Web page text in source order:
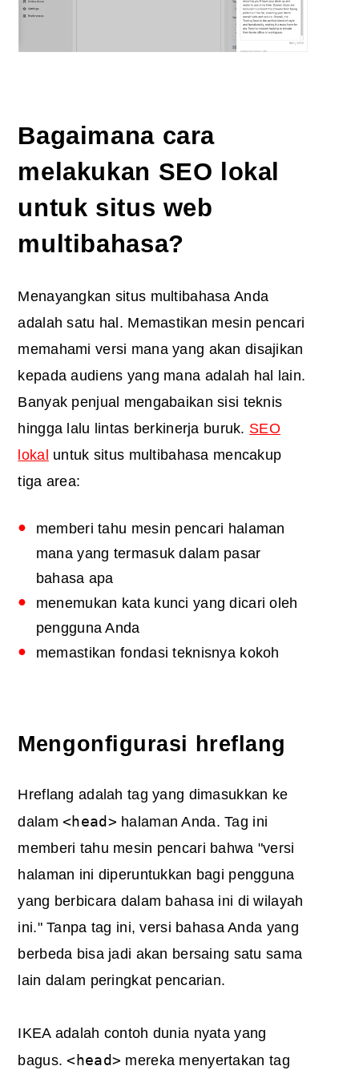
Bagaimana cara
melakukan SEO lokal
untuk situs web
multibahasa?
Menayangkan situs multibahasa Anda
adalah satu hal. Memastikan mesin pencari
memahami versi mana yang akan disajikan
kepada audiens yang mana adalah hal lain.
Banyak penjual mengabaikan sisi teknis
hingga lalu lintas berkinerja buruk. SEO
lokal untuk situs multibahasa mencakup
tiga area:
memberi tahu mesin pencari halaman
mana yang termasuk dalam pasar
bahasa apa
menemukan kata kunci yang dicari oleh
pengguna Anda
memastikan fondasi teknisnya kokoh
Mengonfigurasi hreflang
Hreflang adalah tag yang dimasukkan ke
dalam<head> halaman Anda. Tag ini
memberi tahu mesin pencari bahwa "versi
halaman ini diperuntukkan bagi pengguna
yang berbicara dalam bahasa ini di wilayah
ini." Tanpa tag ini, versi bahasa Anda yang
berbeda bisa jadi akan bersaing satu sama
lain dalam peringkat pencarian.
IKEA adalah contoh dunia nyata yang
bagus.<head> mereka menyertakan tag